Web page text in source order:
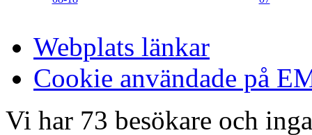
Webplats länkar
Cookie användade på
Vi har 73 besökare och